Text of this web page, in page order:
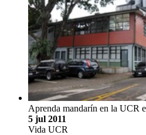
Aprenda mandarín en la UCR
5 jul 2011
Vida UCR